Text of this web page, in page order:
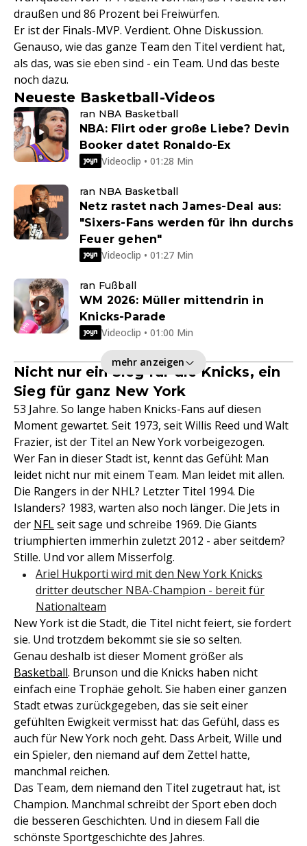
draußen und 86 Prozent bei Freiwürfen.
Er ist der Finals-MVP. Verdient. Ohne Diskussion.
Genauso, wie das ganze Team den Titel verdient hat,
als das, was sie eben sind - ein Team. Und das beste
noch dazu.
Neueste Basketball-Videos
ran NBA Basketball
NBA: Flirt oder große Liebe? Devin
Booker datet Ronaldo-Ex
Videoclip • 01:28 Min
ran NBA Basketball
Netz rastet nach James-Deal aus:
"Sixers-Fans werden für ihn durchs
Feuer gehen"
Videoclip • 01:27 Min
ran Fußball
WM 2026: Müller mittendrin in
Knicks-Parade
Videoclip • 01:00 Min
mehr anzeigen
Nicht nur ein Sieg für die Knicks, ein
Sieg für ganz New York
53 Jahre. So lange haben Knicks-Fans auf diesen
Moment gewartet. Seit 1973, seit Willis Reed und Walt
Frazier, ist der Titel an New York vorbeigezogen.
Wer Fan in dieser Stadt ist, kennt das Gefühl: Man
leidet nicht nur mit einem Team. Man leidet mit allen.
Die Rangers in der NHL? Letzter Titel 1994. Die
Islanders? 1983, warten also noch länger. Die Jets in
der NFLseit sage und schreibe 1969. Die Giants
triumphierten immerhin zuletzt 2012 - aber seitdem?
Stille. Und vor allem Misserfolg.
Ariel Hukporti wird mit den New York Knicks
dritter deutscher NBA-Champion - bereit für
Nationalteam
New York ist die Stadt, die Titel nicht feiert, sie fordert
sie. Und trotzdem bekommt sie sie so selten.
Genau deshalb ist dieser Moment größer als
Basketball. Brunson und die Knicks haben nicht
einfach eine Trophäe geholt. Sie haben einer ganzen
Stadt etwas zurückgegeben, das sie seit einer
gefühlten Ewigkeit vermisst hat: das Gefühl, dass es
auch für New York noch geht. Dass Arbeit, Wille und
ein Spieler, den niemand auf dem Zettel hatte,
manchmal reichen.
Das Team, dem niemand den Titel zugetraut hat, ist
Champion. Manchmal schreibt der Sport eben doch
die besseren Geschichten. Und in diesem Fall die
schönste Sportgeschichte des Jahres.